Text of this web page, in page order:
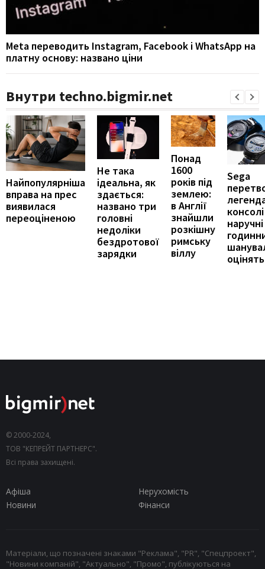
Meta переводить Instagram, Facebook і WhatsApp на
платну основу: названо ціни
Внутри techno.bigmir.net
Найпопулярніша
вправа на прес
виявилася
переоціненою
Не така
ідеальна, як
здається:
названо три
головні
недоліки
бездротової
зарядки
Понад
1600
років під
землею:
в Англії
знайшли
розкішну
римську
віллу
Sega
наручні
© 2000-2024,
ТОВ "КЕПРЕЙТ ПАРТНЕРС".
Всі права захищені.
Афіша
Нерухомість
Новини
Фінанси
Матеріали, що позначені знаками "Реклама", "PR", "Спецпроект",
"Новини компаній", "Актуально", "Промо", публікуються на